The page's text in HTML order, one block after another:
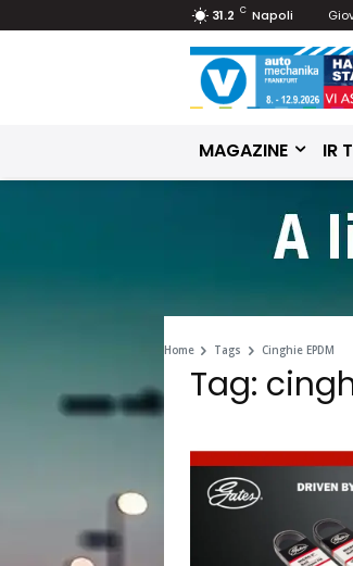
31.2 C Napoli
MAGAZINE IR
Home Tags Cinghie EPDM
Tag: